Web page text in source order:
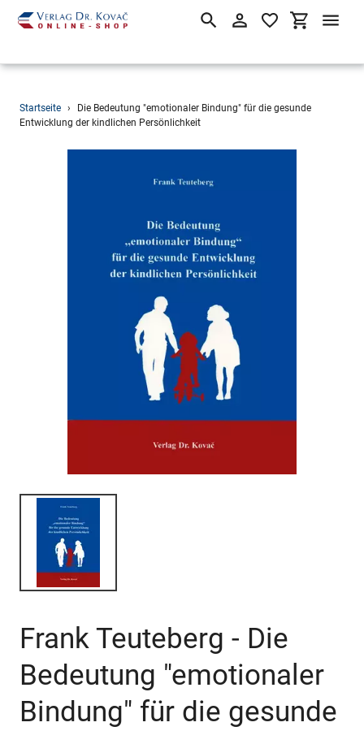
Direkt
zum
SuchenEinloggen
Startseite ›
Die Bedeutung "emotionaler Bindung" für die gesunde
Entwicklung der kindlichen Persönlichkeit
Frank Teuteberg - Die
Bedeutung "emotionaler
Bindung" für die gesunde